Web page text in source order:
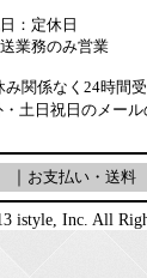
：定休日
業務のみ営業
み関係なく24時間
土日祝日のメー
お支払い・送料
istyle, Inc. All